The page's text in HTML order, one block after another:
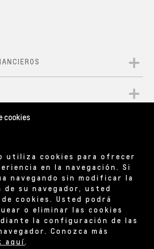
cookies
utiliza cookies para ofrecer
en la navegación. Si
navegando sin modificar la
su navegador, usted
cookies. Usted podrá
o eliminar las cookies
la configuración de las
Conozca más
aquí.